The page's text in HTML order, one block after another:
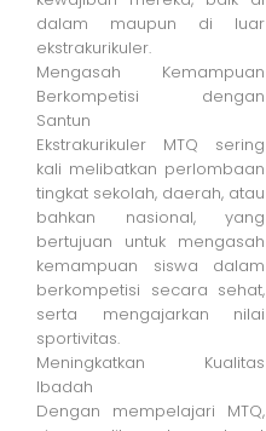
dalam maupun di luar
ekstrakurikuler.
Mengasah Kemampuan
Berkompetisi dengan
Santun
Ekstrakurikuler MTQ sering
kali melibatkan perlombaan
tingkat sekolah, daerah, atau
bahkan nasional, yang
bertujuan untuk mengasah
kemampuan siswa dalam
berkompetisi secara sehat,
serta mengajarkan nilai
sportivitas.
Meningkatkan Kualitas
Ibadah
Dengan mempelajari MTQ,